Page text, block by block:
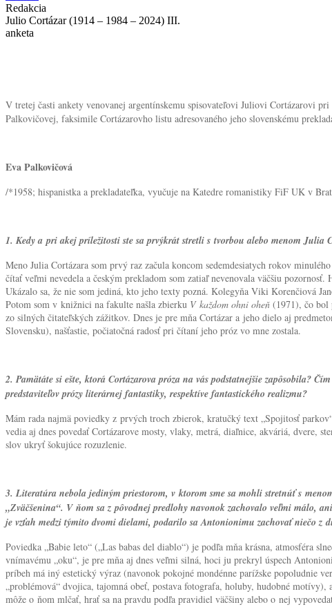
Nachádzate sa tu
Redakcia
Julio Cortázar (1914 – 1984 – 2024) III.
anketa
V tretej časti ankety venovanej argentínskemu spisovateľovi Juliovi Cortázarovi
Palkovičovej, faksimile Cortázarovho listu adresovaného jeho slovenskému
Eva Palkovičová
/*1958; hispanistka a prekladateľka, vyučuje na Katedre romanistiky FiF UK v
1. Kedy a pri akej príležitosti ste sa prvýkrát stretli s tvorbou alebo menom Julia
Meno Julia Cortázara som prvý raz začula koncom sedemdesiatych rokov
čítať veľmi nevedela a českým prekladom som zatiaľ nevenovala väčšiu
Ukázalo sa, že nie som jediná, kto jeho texty pozná. Kolegyňa Viki Korenčiová
Potom som v knižnici na fakulte našla zbierku V každom ohni oheň (1971), čo bol
zo silných čitateľských zážitkov. Dnes je pre mňa Cortázar a jeho dielo aj
Slovensku), našťastie, počiatočná radosť pri čítaní jeho próz vo mne zostala.
2. Pamätáte si ešte, ktorá Cortázarova próza na vás podstatnejšie zapôsobila?
predstaviteľov prózy literárnej fantastiky, respektíve fantastického realizmu?
Mám rada najmä poviedky z prvých troch zbierok, kratučký text „Spojitosť
vedia aj dnes povedať Cortázarove mosty, vlaky, metrá, diaľnice, akváriá, dvere,
slov ukryť šokujúce rozuzlenie.
3. Literatúra nebola jediným priestorom, v ktorom sme sa mohli stretnúť s
„Zväčšenina“. V ňom sa z pôvodnej predlohy navonok zachovalo veľmi málo,
je vzťah medzi týmito dvomi dielami, podarilo sa Antonionimu zachovať niečo z
Poviedka „Babie leto“ („Las babas del diablo“) je podľa mňa krásna, atmosféra
vnímavému „oku“, je pre mňa aj dnes veľmi silná, hoci ju prekryl úspech
príbeh má iný estetický výraz (navonok pokojné mondénne parížske popoludnie
„problémová“ dvojica, tajomná obeť, postava fotografa, holuby, hudobné
môže o ňom mlčať, hrať sa na pravdu podľa pravidiel väčšiny alebo o nej